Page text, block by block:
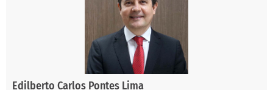
Edilberto Carlos Pontes Lima